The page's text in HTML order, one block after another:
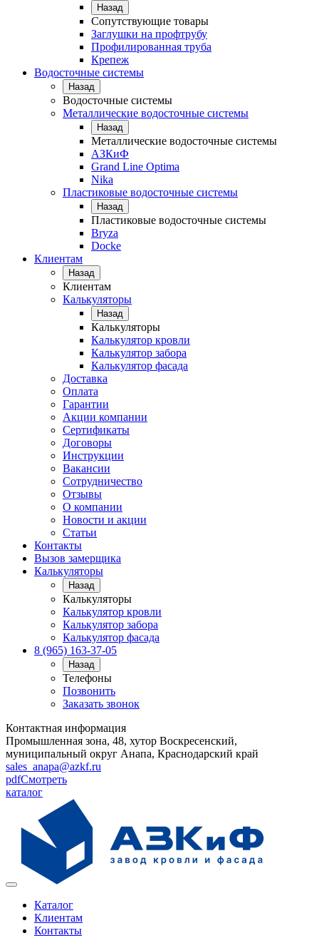
Назад
Сопутствующие товары
Заглушки на профтрубу
Профилированная труба
Крепеж
Водосточные системы
Назад
Водосточные системы
Металлические водосточные системы
Назад
Металлические водосточные системы
АЗКиФ
Grand Line Optima
Nika
Пластиковые водосточные системы
Назад
Пластиковые водосточные системы
Bryza
Docke
Клиентам
Назад
Клиентам
Калькуляторы
Назад
Калькуляторы
Калькулятор кровли
Калькулятор забора
Калькулятор фасада
Доставка
Оплата
Гарантии
Акции компании
Сертификаты
Договоры
Инструкции
Вакансии
Сотрудничество
Отзывы
О компании
Новости и акции
Статьи
Контакты
Вызов замерщика
Калькуляторы
Назад
Калькуляторы
Калькулятор кровли
Калькулятор забора
Калькулятор фасада
8 (965) 163-37-05
Назад
Телефоны
Позвонить
Заказать звонок
Контактная информация
Промышленная зона, 48, хутор Воскресенский,
муниципальный округ Анапа, Краснодарский край
sales_anapa@azkf.ru
pdfСмотреть
каталог
Каталог
Клиентам
Контакты